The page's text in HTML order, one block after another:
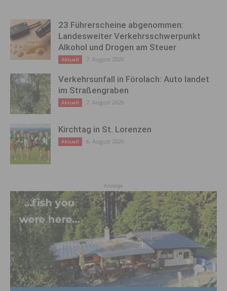
23 Führerscheine abgenommen:
Landesweiter Verkehrsschwerpunkt
Alkohol und Drogen am Steuer
Aktuell 7. August 2026
Verkehrsunfall in Förolach: Auto landet
im Straßengraben
Aktuell 7. August 2026
Kirchtag in St. Lorenzen
Aktuell 6. August 2026
Anzeige